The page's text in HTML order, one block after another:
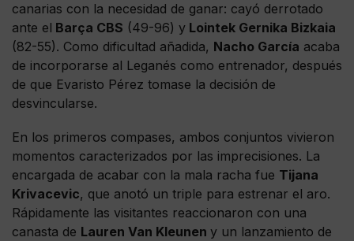
canarias con la necesidad de ganar: cayó derrotado
ante el Barça CBS (49-96) y Lointek Gernika Bizkaia
(82-55). Como dificultad añadida, Nacho García acaba
de incorporarse al Leganés como entrenador, después
de que Evaristo Pérez tomase la decisión de
desvincularse.
En los primeros compases, ambos conjuntos vivieron
momentos caracterizados por las imprecisiones. La
encargada de acabar con la mala racha fue Tijana
Krivacevic, que anotó un triple para estrenar el aro.
Rápidamente las visitantes reaccionaron con una
canasta de Lauren Van Kleunen y un lanzamiento de